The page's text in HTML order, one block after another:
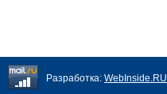
Разработка: WebInside.RU